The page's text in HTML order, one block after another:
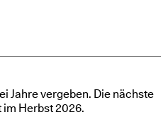
Jahre vergeben. Die nächste
Herbst 2026.